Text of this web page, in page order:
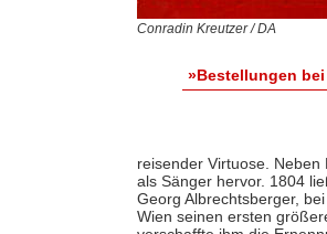
Conradin Kreutzer / DA
»Bestellungen
reisender Virtuose.
als Sänger hervor. 1804
Georg Albrechtsberger,
Wien seinen ersten